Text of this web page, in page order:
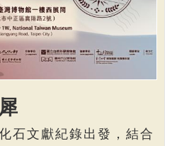
石文獻紀錄出發，結合